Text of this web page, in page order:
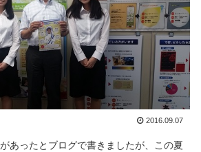
2016.09.07
あったとブログで書きましたが、この夏